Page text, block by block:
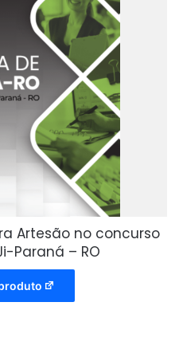
Artesão no concurso
Paraná – RO